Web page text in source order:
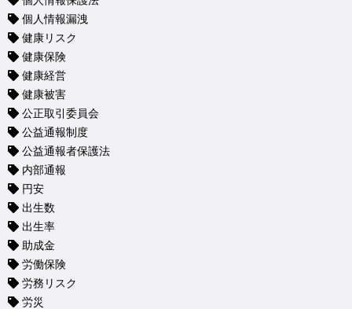
個人情報漏洩
健康リスク
健康保険
健康経営
健康被害
公正取引委員会
公益通報制度
公益通報者保護法
内部通報
円安
出生数
出生率
助成金
労働保険
労務リスク
労災